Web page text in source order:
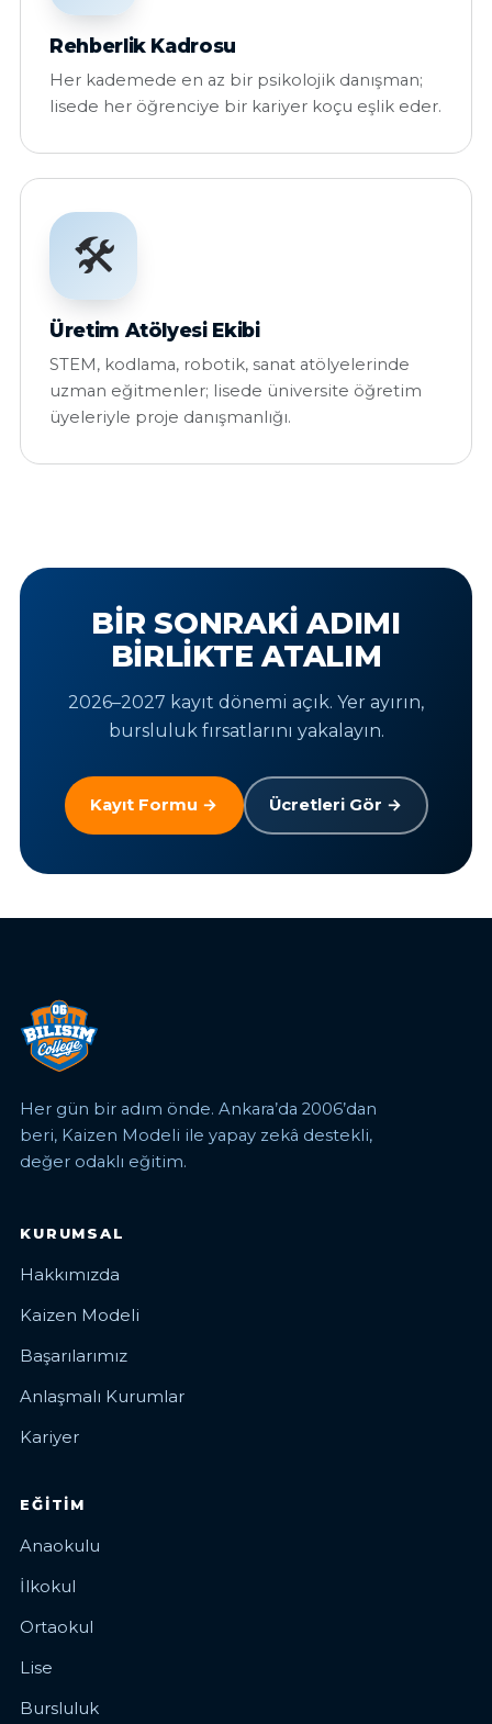
Rehberlik Kadrosu
Her kademede en az bir psikolojik danışman;
lisede her öğrenciye bir kariyer koçu eşlik eder.
🛠️
Üretim Atölyesi Ekibi
STEM, kodlama, robotik, sanat atölyelerinde
uzman eğitmenler; lisede üniversite öğretim
üyeleriyle proje danışmanlığı.
BIR SONRAKI ADIMI
BIRLIKTE ATALIM
2026–2027 kayıt dönemi açık. Yer ayırın,
bursluluk fırsatlarını yakalayın.
Kayıt Formu → Ücretleri Gör →
Her gün bir adım önde. Ankara’da 2006’dan
beri, Kaizen Modeli ile yapay zekâ destekli,
değer odaklı eğitim.
KURUMSAL
Hakkımızda
Kaizen Modeli
Başarılarımız
Anlaşmalı Kurumlar
Kariyer
EĞITIM
Anaokulu
İlkokul
Ortaokul
Lise
Bursluluk